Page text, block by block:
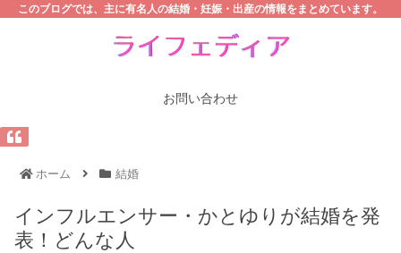
このブログでは、主に有名人の結婚・妊娠・出産の情報をまとめています。
お問い合わせ
ホーム 結婚
インフルエンサー・かとゆりが結婚を発
表！どんな人